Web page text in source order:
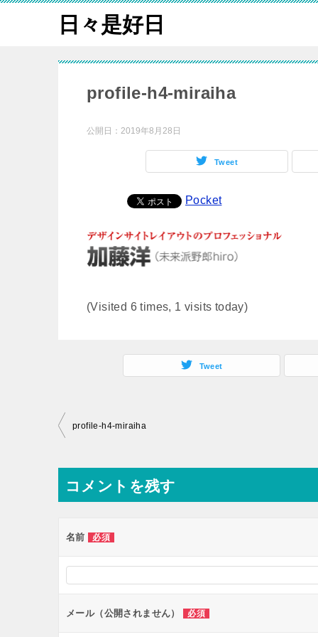
日々是好日
profile-h4-miraiha
公開日： 2019年8月28日
Tweet
Pocket
(Visited 6 times, 1 visits today)
Tweet
投
ナ
ビ
ー
ョ
ン
profile-h4-miraiha
コメントを残す
名前 必須
メール（公開されません） 必須